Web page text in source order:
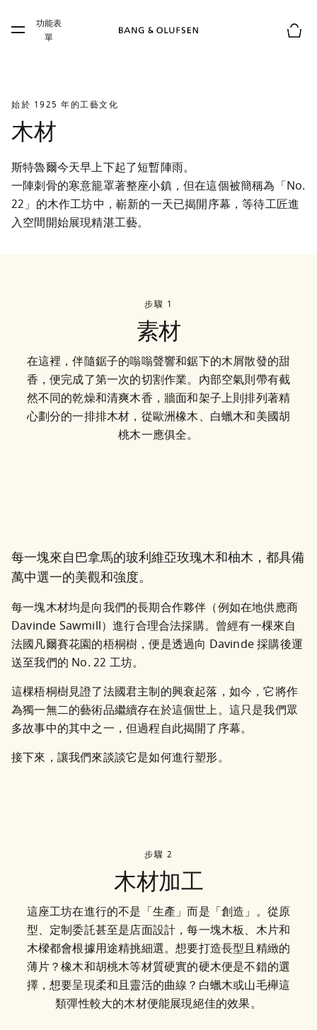
Skip to main footer
功能表
單
始於 1925 年的工藝文化
木材
斯特魯爾今天早上下起了短暫陣雨。
一陣刺骨的寒意籠罩著整座小鎮，但在這個被簡稱為「No.
22」的木作工坊中，嶄新的一天已揭開序幕，等待工匠進
入空間開始展現精湛工藝。
步驟 1
素材
在這裡，伴隨鋸子的嗡嗡聲響和鋸下的木屑散發的甜
香，便完成了第一次的切割作業。內部空氣則帶有截
然不同的乾燥和清爽木香，牆面和架子上則排列著精
心劃分的一排排木材，從歐洲橡木、白蠟木和美國胡
桃木一應俱全。
每一塊來自巴拿馬的玻利維亞玫瑰木和柚木，都具備
萬中選一的美觀和強度。
每一塊木材均是向我們的長期合作夥伴（例如在地供應商
Davinde Sawmill）進行合理合法採購。曾經有一棵來自
法國凡爾賽花園的梧桐樹，便是透過向 Davinde 採購後運
送至我們的 No. 22 工坊。
這棵梧桐樹見證了法國君主制的興衰起落，如今，它將作
為獨一無二的藝術品繼續存在於這個世上。這只是我們眾
多故事中的其中之一，但過程自此揭開了序幕。
接下來，讓我們來談談它是如何進行塑形。
步驟 2
木材加工
這座工坊在進行的不是「生產」而是「創造」。從原
型、定制委託甚至是店面設計，每一塊木板、木片和
木樑都會根據用途精挑細選。想要打造長型且精緻的
薄片？橡木和胡桃木等材質硬實的硬木便是不錯的選
擇，想要呈現柔和且靈活的曲線？白蠟木或山毛櫸這
類彈性較大的木材便能展現絕佳的效果。